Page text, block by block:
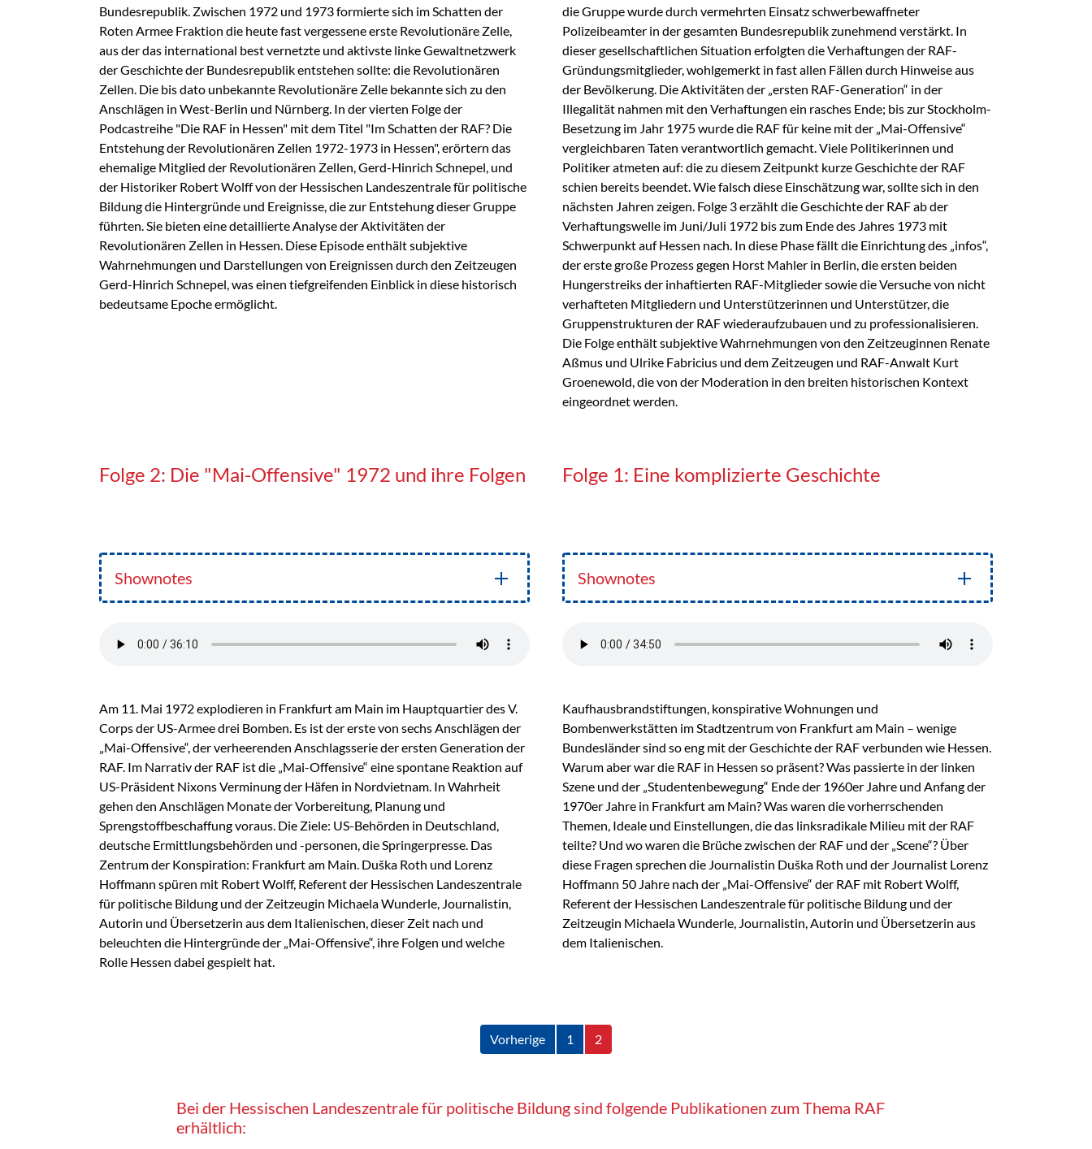
Bundesrepublik. Zwischen 1972 und 1973 formierte sich im Schatten der
Roten Armee Fraktion die heute fast vergessene erste Revolutionäre Zelle,
aus der das international best vernetzte und aktivste linke Gewaltnetzwerk
der Geschichte der Bundesrepublik entstehen sollte: die Revolutionären
Zellen. Die bis dato unbekannte Revolutionäre Zelle bekannte sich zu den
Anschlägen in West-Berlin und Nürnberg. In der vierten Folge der
Podcastreihe "Die RAF in Hessen" mit dem Titel "Im Schatten der RAF? Die
Entstehung der Revolutionären Zellen 1972-1973 in Hessen", erörtern das
ehemalige Mitglied der Revolutionären Zellen, Gerd-Hinrich Schnepel, und
der Historiker Robert Wolff von der Hessischen Landeszentrale für politische
Bildung die Hintergründe und Ereignisse, die zur Entstehung dieser Gruppe
führten. Sie bieten eine detaillierte Analyse der Aktivitäten der
Revolutionären Zellen in Hessen. Diese Episode enthält subjektive
Wahrnehmungen und Darstellungen von Ereignissen durch den Zeitzeugen
Gerd-Hinrich Schnepel, was einen tiefgreifenden Einblick in diese historisch
bedeutsame Epoche ermöglicht.
die Gruppe wurde durch vermehrten Einsatz schwerbewaffneter
Polizeibeamter in der gesamten Bundesrepublik zunehmend verstärkt. In
dieser gesellschaftlichen Situation erfolgten die Verhaftungen der RAF-
Gründungsmitglieder, wohlgemerkt in fast allen Fällen durch Hinweise aus
der Bevölkerung. Die Aktivitäten der „ersten RAF-Generation“ in der
Illegalität nahmen mit den Verhaftungen ein rasches Ende; bis zur Stockholm-
Besetzung im Jahr 1975 wurde die RAF für keine mit der „Mai-Offensive“
vergleichbaren Taten verantwortlich gemacht. Viele Politikerinnen und
Politiker atmeten auf: die zu diesem Zeitpunkt kurze Geschichte der RAF
schien bereits beendet. Wie falsch diese Einschätzung war, sollte sich in den
nächsten Jahren zeigen. Folge 3 erzählt die Geschichte der RAF ab der
Verhaftungswelle im Juni/Juli 1972 bis zum Ende des Jahres 1973 mit
Schwerpunkt auf Hessen nach. In diese Phase fällt die Einrichtung des „infos“,
der erste große Prozess gegen Horst Mahler in Berlin, die ersten beiden
Hungerstreiks der inhaftierten RAF-Mitglieder sowie die Versuche von nicht
verhafteten Mitgliedern und Unterstützerinnen und Unterstützer, die
Gruppenstrukturen der RAF wiederaufzubauen und zu professionalisieren.
Die Folge enthält subjektive Wahrnehmungen von den Zeitzeuginnen Renate
Aßmus und Ulrike Fabricius und dem Zeitzeugen und RAF-Anwalt Kurt
Groenewold, die von der Moderation in den breiten historischen Kontext
eingeordnet werden.
Folge 2: Die "Mai-Offensive" 1972 und ihre Folgen
Shownotes
Am 11. Mai 1972 explodieren in Frankfurt am Main im Hauptquartier des V.
Corps der US-Armee drei Bomben. Es ist der erste von sechs Anschlägen der
„Mai-Offensive“, der verheerenden Anschlagsserie der ersten Generation der
RAF. Im Narrativ der RAF ist die „Mai-Offensive“ eine spontane Reaktion auf
US-Präsident Nixons Verminung der Häfen in Nordvietnam. In Wahrheit
gehen den Anschlägen Monate der Vorbereitung, Planung und
Sprengstoffbeschaffung voraus. Die Ziele: US-Behörden in Deutschland,
deutsche Ermittlungsbehörden und -personen, die Springerpresse. Das
Zentrum der Konspiration: Frankfurt am Main. Duška Roth und Lorenz
Hoffmann spüren mit Robert Wolff, Referent der Hessischen Landeszentrale
für politische Bildung und der Zeitzeugin Michaela Wunderle, Journalistin,
Autorin und Übersetzerin aus dem Italienischen, dieser Zeit nach und
beleuchten die Hintergründe der „Mai-Offensive“, ihre Folgen und welche
Rolle Hessen dabei gespielt hat.
Folge 1: Eine komplizierte Geschichte
Shownotes
Kaufhausbrandstiftungen, konspirative Wohnungen und
Bombenwerkstätten im Stadtzentrum von Frankfurt am Main – wenige
Bundesländer sind so eng mit der Geschichte der RAF verbunden wie Hessen.
Warum aber war die RAF in Hessen so präsent? Was passierte in der linken
Szene und der „Studentenbewegung“ Ende der 1960er Jahre und Anfang der
1970er Jahre in Frankfurt am Main? Was waren die vorherrschenden
Themen, Ideale und Einstellungen, die das linksradikale Milieu mit der RAF
teilte? Und wo waren die Brüche zwischen der RAF und der „Scene“? Über
diese Fragen sprechen die Journalistin Duška Roth und der Journalist Lorenz
Hoffmann 50 Jahre nach der „Mai-Offensive“ der RAF mit Robert Wolff,
Referent der Hessischen Landeszentrale für politische Bildung und der
Zeitzeugin Michaela Wunderle, Journalistin, Autorin und Übersetzerin aus
dem Italienischen.
Vorherige 1 2
Bei der Hessischen Landeszentrale für politische Bildung sind folgende Publikationen zum Thema RAF
erhältlich: